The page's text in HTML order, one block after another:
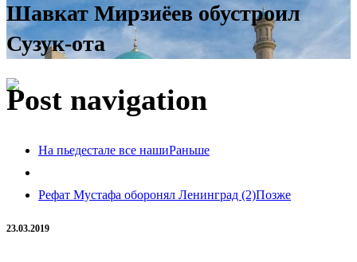
Шавкат Мирзиёев обустроил
Сузук-ота
Post navigation
На пьедестале все нашиРаньше
Рефат Мустафа оборонял Ленинград (2)Позже
23.03.2019